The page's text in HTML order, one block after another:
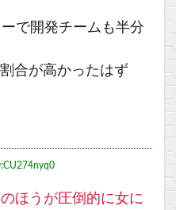
で開発チームも半分
合が高かったはず
ほうが圧倒的に女に